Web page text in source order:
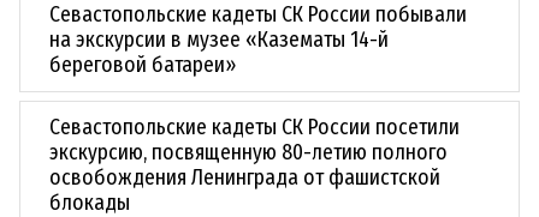
Севастопольские кадеты СК России побывали
на экскурсии в музее «Казематы 14-й
береговой батареи»
Севастопольские кадеты СК России посетили
экскурсию, посвященную 80-летию полного
освобождения Ленинграда от фашистской
блокады